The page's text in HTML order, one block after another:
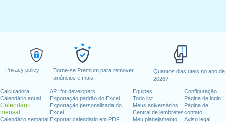
Privacy policy
Torne-se Premium para remover
anúncios e mais
Quantos dias úteis no ano de
2026?
Calculadora
Calendário anual
Calendário
mensal
Calendário semanal
API for developers
Exportação padrão do Excel
Exportação personalizada do
Excel
Exportar calendário em PDF
Equipes
Todo list
Meus aniversários
Central de lembretes
Meu planejamento
Configuração
Página de login
Página de
contato
Aviso legal